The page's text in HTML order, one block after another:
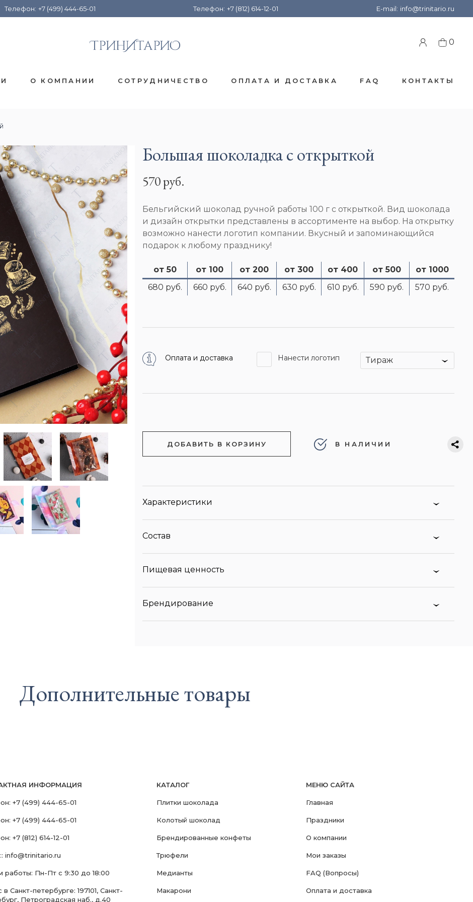
Телефон: +7 (499) 444-65-01 Телефон: +7 (812) 614-12-01 E-mail: info@trinitario.ru
0
О КОМПАНИИ СОТРУДНИЧЕСТВО ОПЛАТА И ДОСТАВКА FAQ КОНТАКТЫ
Большая шоколадка с открыткой
570 руб.
Бельгийский шоколад ручной работы 100 г с открыткой. Вид шоколада
и дизайн открытки представлены в ассортименте на выбор. На открытку
возможно нанести логотип компании. Вкусный и запоминающийся
подарок к любому празднику!
от 50 от 100 от 200 от 300 от 400 от 500
от 1000
680 руб.
660 руб. 640 руб. 630 руб. 610 руб. 590 руб. 570 руб.
Оплата и доставка Нанести логотип Тираж
ДОБАВИТЬ В КОРЗИНУ В НАЛИЧИИ
Характеристики
Состав
Пищевая ценность
Брендирование
Дополнительные товары
ИНФОРМАЦИЯ
+7 (499) 444-65-01
+7 (499) 444-65-01
+7 (812) 614-12-01
info@trinitario.ru
работы: Пн-Пт с 9:30 до 18:00
Санкт-петербурге: 197101, Санкт-
Петроградская наб., д.40
КАТАЛОГ
Плитки шоколада
Колотый шоколад
Брендированные конфеты
Трюфели
Медианты
Макарони
МЕНЮ САЙТА
Главная
Праздники
О компании
Мои заказы
FAQ (Вопросы)
Оплата и доставка